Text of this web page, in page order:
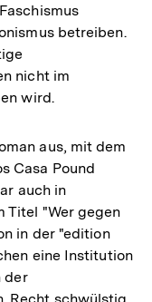
betreiben.
nicht im
wird.
aus, mit dem
Casa Pound
auch in
Titel "Wer gegen
in der "edition
eine Institution
der